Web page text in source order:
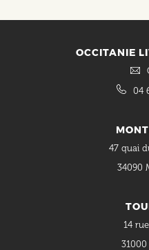
OCCITANIE
04
47 quai
34090
14